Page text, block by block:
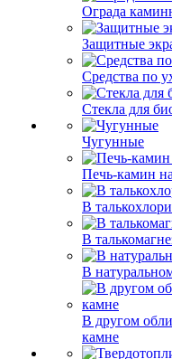
Ограда
Защитные
Средства по
Стекла для
Чугунные
Печь-камин
В
В
В
В другом
камне